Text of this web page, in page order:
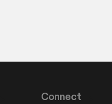
Connect